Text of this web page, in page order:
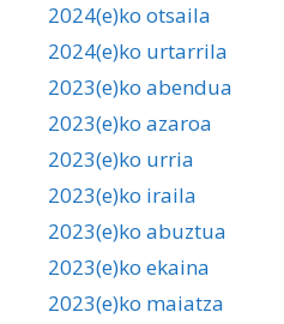
2024(e)ko otsaila
2024(e)ko urtarrila
2023(e)ko abendua
2023(e)ko azaroa
2023(e)ko urria
2023(e)ko iraila
2023(e)ko abuztua
2023(e)ko ekaina
2023(e)ko maiatza